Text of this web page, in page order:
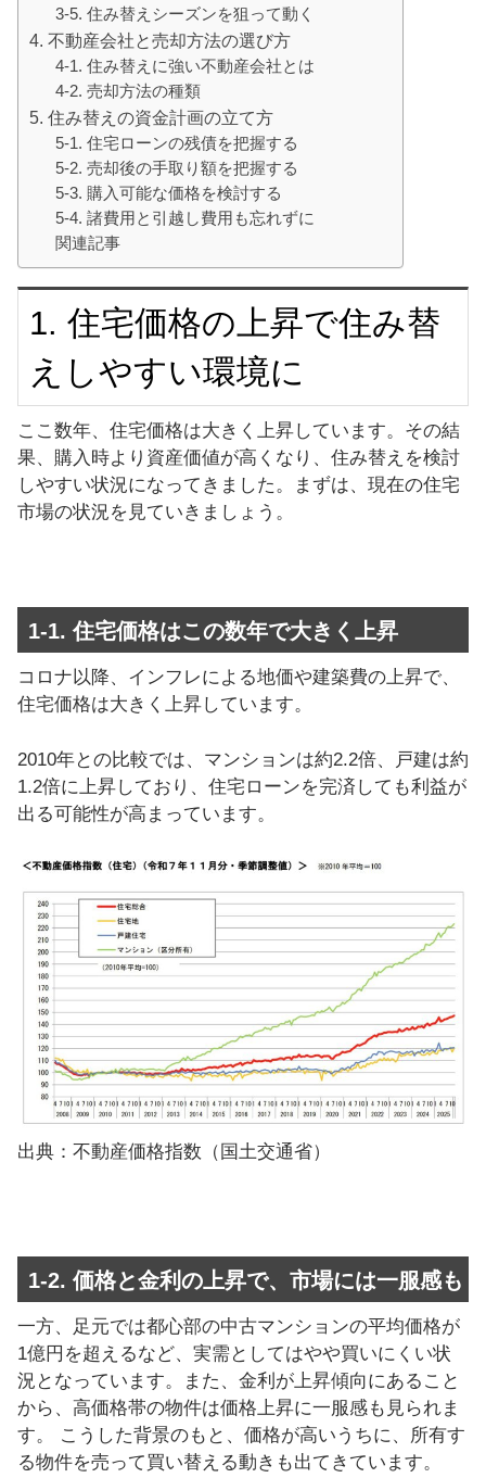
3-5. 住み替えシーズンを狙って動く
4. 不動産会社と売却方法の選び方
4-1. 住み替えに強い不動産会社とは
4-2. 売却方法の種類
5. 住み替えの資金計画の立て方
5-1. 住宅ローンの残債を把握する
5-2. 売却後の手取り額を把握する
5-3. 購入可能な価格を検討する
5-4. 諸費用と引越し費用も忘れずに
関連記事
1. 住宅価格の上昇で住み替
えしやすい環境に
ここ数年、住宅価格は大きく上昇しています。その結
果、購入時より資産価値が高くなり、住み替えを検討
しやすい状況になってきました。まずは、現在の住宅
市場の状況を見ていきましょう。
1-1. 住宅価格はこの数年で大きく上昇
コロナ以降、インフレによる地価や建築費の上昇で、
住宅価格は大きく上昇しています。
2010年との比較では、マンションは約2.2倍、戸建は約
1.2倍に上昇しており、住宅ローンを完済しても利益が
出る可能性が高まっています。
出典：不動産価格指数（国土交通省）
1-2. 価格と金利の上昇で、市場には一服感も
一方、足元では都心部の中古マンションの平均価格が
1億円を超えるなど、実需としてはやや買いにくい状
況となっています。また、金利が上昇傾向にあること
から、高価格帯の物件は価格上昇に一服感も見られま
す。 こうした背景のもと、価格が高いうちに、所有す
る物件を売って買い替える動きも出てきています。